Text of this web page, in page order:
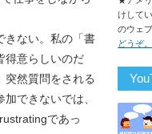
きない。私の「書
得意らしいのだ
突然質問をされる
できないでは、
であっ
けして
のウェ
どうぞ。